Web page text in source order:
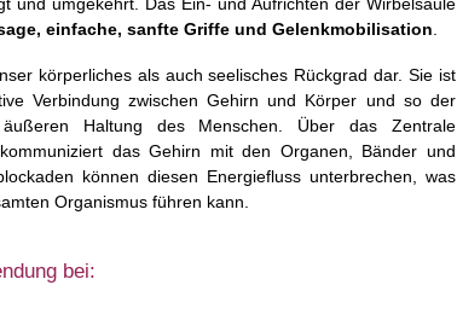
einfache, sanfte Griffe und Gelenkmobilisation
körperliches als auch seelisches Rückgrad dar. Sie ist
Verbindung zwischen Gehirn und Körper und so der
Haltung des Menschen. Über das Zentrale
das Gehirn mit den Organen, Bänder und
können diesen Energiefluss unterbrechen, was
Organismus führen kann.
bei: